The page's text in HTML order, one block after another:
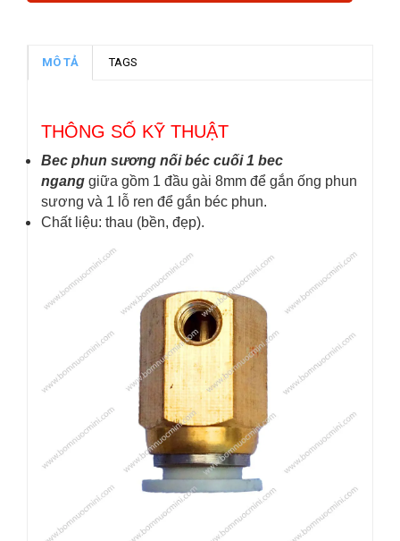
MÔ TẢ TAGS
THÔNG SỐ KỸ THUẬT
Bec phun sương nối béc cuối 1 bec
ngang giữa gồm 1 đầu gài 8mm để gắn ống phun
sương và 1 lỗ ren để gắn béc phun.
Chất liệu: thau (bền, đẹp).